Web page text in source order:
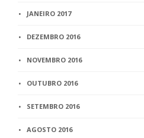
JANEIRO 2017
DEZEMBRO 2016
NOVEMBRO 2016
OUTUBRO 2016
SETEMBRO 2016
AGOSTO 2016